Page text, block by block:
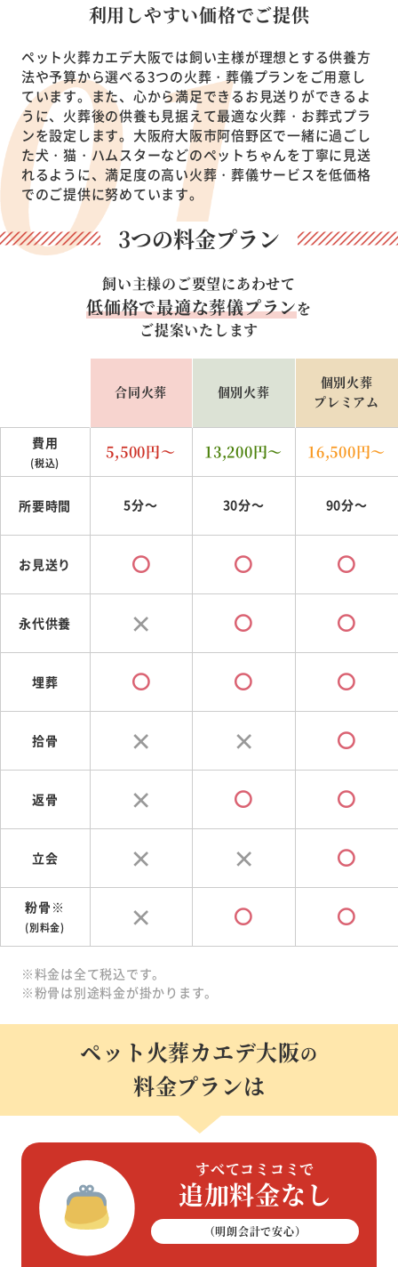
利用しやすい価格でご提供
ペット火葬カエデ大阪では飼い主様が理想とする供養方
法や予算から選べる3つの火葬・葬儀プランをご用意し
ています。また、心から満足できるお見送りができるよ
うに、火葬後の供養も見据えて最適な火葬・お葬式プラ
ンを設定します。大阪府大阪市阿倍野区で一緒に過ごし
た犬・猫・ハムスターなどのペットちゃんを丁寧に見送
れるように、満足度の高い火葬・葬儀サービスを低価格
でのご提供に努めています。
3つの料金プラン
飼い主様のご要望にあわせて
低価格で最適な葬儀プランを
ご提案いたします
合同火葬 個別火葬
個別火葬
プレミアム
費用
(税込)
5,500円～ 13,200円～ 16,500円～
所要時間 5分～ 30分～ 90分～
お見送り
永代供養
埋葬
拾骨
返骨
立会
粉骨※
(別料金)
※料金は全て税込です。
※粉骨は別途料金が掛かります。
ペット火葬カエデ大阪の
料金プランは
すべてコミコミで
追加料金なし
（明朗会計で安心）